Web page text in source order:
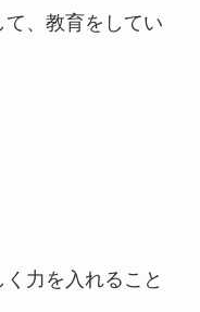
、教育をしてい
力を入れること